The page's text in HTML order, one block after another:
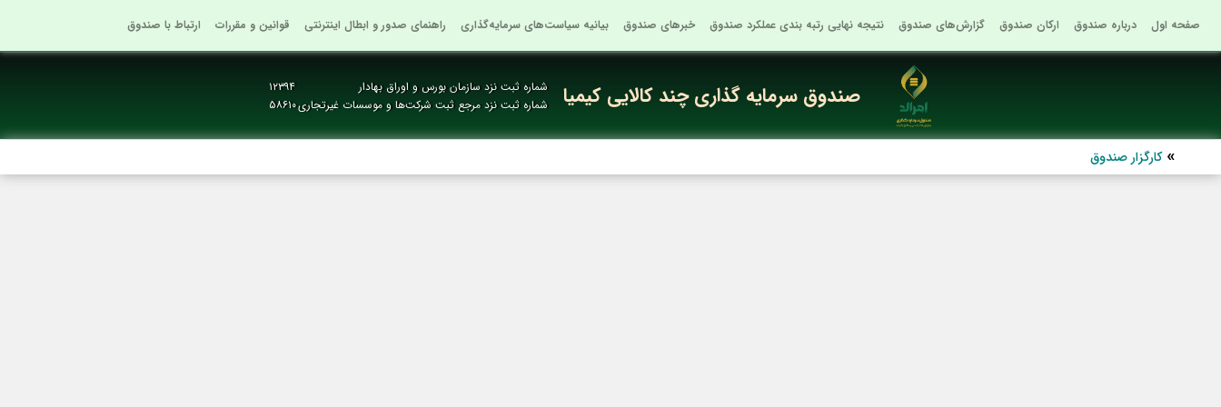
صفحه اول درباره صندوق ارکان صندوق گزارش‌های صندوق نتیجه نهایی رتبه بندی عملکرد صندوق خبرهای صندوق بیانیه سیاست‌های سرمایه‌گذاری راهنمای صدور و ابطال اینترنتی قوانین و مقررات ارتباط با صندوق
صندوق سرمایه گذاری چند کالایی کیمیا شماره ثبت نزد سازمان بورس و اوراق بهادار
۱۲۳۹۴
شماره ثبت نزد مرجع ثبت شرکت‌ها و موسسات غیرتجاری۵۸۶۱۰
کارگزار صندوق